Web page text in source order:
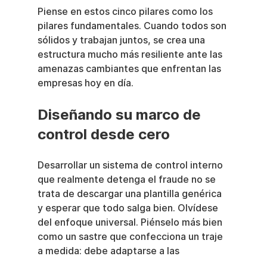
Piense en estos cinco pilares como los
pilares fundamentales. Cuando todos son
sólidos y trabajan juntos, se crea una
estructura mucho más resiliente ante las
amenazas cambiantes que enfrentan las
empresas hoy en día.
Diseñando su marco de
control desde cero
Desarrollar un sistema de control interno
que realmente detenga el fraude no se
trata de descargar una plantilla genérica
y esperar que todo salga bien. Olvídese
del enfoque universal. Piénselo más bien
como un sastre que confecciona un traje
a medida: debe adaptarse a las